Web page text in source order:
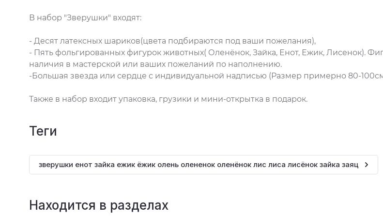
В набор "Зверушки" входят:
- Десят латексных шариков(цвета подбираются под ваши пожелания),
- Пять фольгированных фигурок животных( Оленёнок, Зайка, Енот, Ежик, Лисенок).
наличия в мастерской или ваших пожеланий по наполнению.
-Большая звезда или сердце с индивидуальной надписью (Размер примерно 80-
Также в набор входит упаковка, грузики и мини-открытка в подарок.
теги
зверушки енот зайка ежик ёжик олень олененок оленёнок лис лиса лисёнок зайка заяц
Находится в разделах